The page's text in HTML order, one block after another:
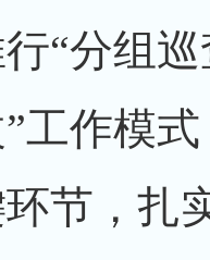
“分组
工作模
节，扎